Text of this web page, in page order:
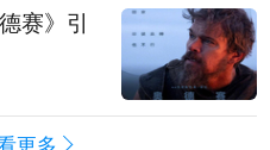
赛》引
更多